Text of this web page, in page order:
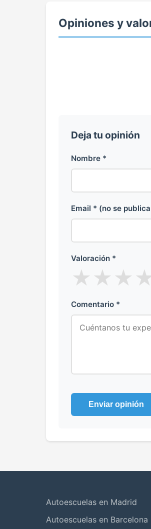
Opiniones y
Deja tu opinión
Nombre *
Email * (no se
Valoración *
★
★
★
Comentario *
Enviar opinión
Autoescuelas en Madrid
Autoescuelas en Barcelona